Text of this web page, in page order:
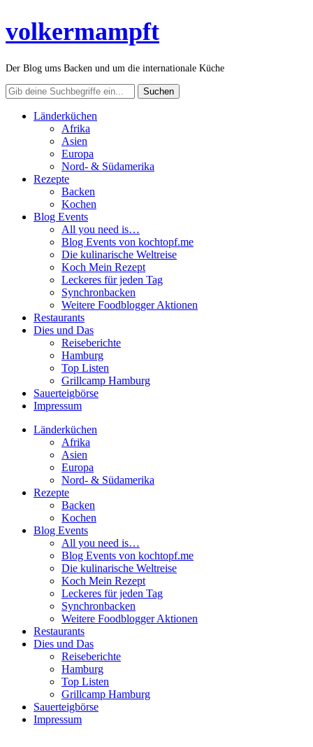
volkermampft
Der Blog ums Backen und um die internationale Küche
Länderküchen
Afrika
Asien
Europa
Nord- & Südamerika
Rezepte
Backen
Kochen
Blog Events
All you need is…
Blog Events von kochtopf.me
Die kulinarische Weltreise
Koch Mein Rezept
Leckeres für jeden Tag
Synchronbacken
Weitere Foodblogger Aktionen
Restaurants
Dies und Das
Reiseberichte
Hamburg
Top Listen
Grillcamp Hamburg
Sauerteigbörse
Impressum
Länderküchen
Afrika
Asien
Europa
Nord- & Südamerika
Rezepte
Backen
Kochen
Blog Events
All you need is…
Blog Events von kochtopf.me
Die kulinarische Weltreise
Koch Mein Rezept
Leckeres für jeden Tag
Synchronbacken
Weitere Foodblogger Aktionen
Restaurants
Dies und Das
Reiseberichte
Hamburg
Top Listen
Grillcamp Hamburg
Sauerteigbörse
Impressum